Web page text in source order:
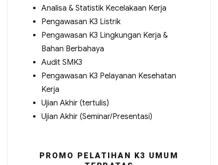
Analisa & Statistik Kecelakaan Kerja
Pengawasan K3 Listrik
Pengawasan K3 Lingkungan Kerja &
Bahan Berbahaya
Audit SMK3
Pengawasan K3 Pelayanan Kesehatan
Kerja
Ujian Akhir (tertulis)
Ujian Akhir (Seminar/Presentasi)
PROMO PELATIHAN K3 UMUM